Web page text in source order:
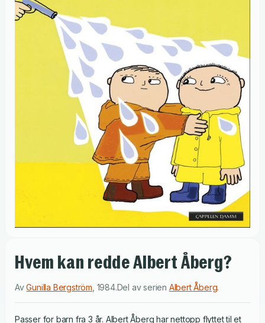
Hvem kan redde Albert Åberg?
AvGunilla Bergström 1984.Del av serien Albert Åberg.
Passer for barn fra 3 år. Albert Åberg har nettopp flyttet til et